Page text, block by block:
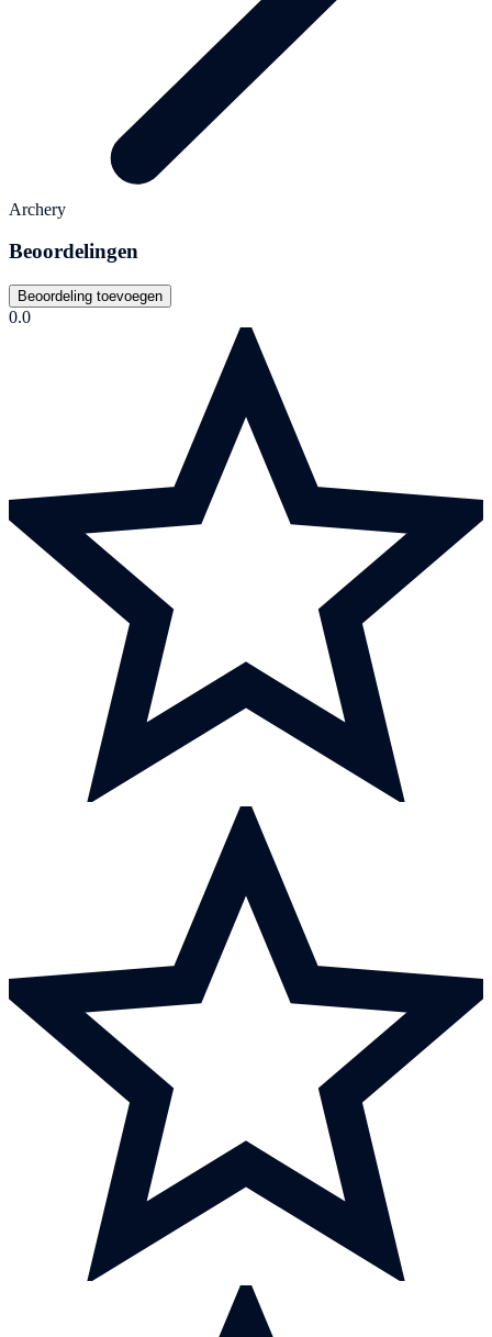
Archery
Beoordelingen
Beoordeling toevoegen
0.0